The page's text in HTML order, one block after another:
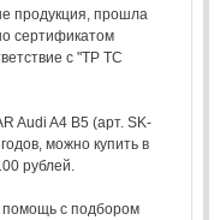
продукция, прошла
сертификатом
с "ТР ТС
Audi A4 B5 (арт. SK-
можно купить в
рублей.
помощь с подбором